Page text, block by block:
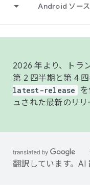
Android ソー
2026 年より、トラ
第 2 四半期と第 4
latest-release
ュされた最新のリリ
翻訳しています。AI